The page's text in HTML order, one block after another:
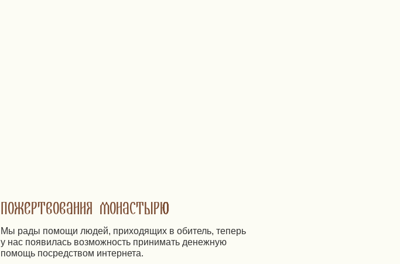
Пожертвования монастырю
Мы рады помощи людей, приходящих в обитель, теперь
у нас появилась возможность принимать денежную
помощь посредством интернета.